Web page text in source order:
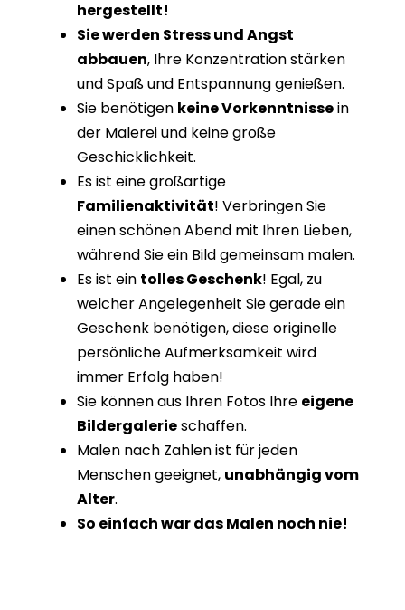
hergestellt!
Sie werden Stress und Angst
abbauen, Ihre Konzentration stärken
und Spaß und Entspannung genießen.
Sie benötigen keine Vorkenntnissein
der Malerei und keine große
Geschicklichkeit.
Es ist eine großartige
Familienaktivität! Verbringen Sie
einen schönen Abend mit Ihren Lieben,
während Sie ein Bild gemeinsam malen.
Es ist ein tolles Geschenk! Egal, zu
welcher Angelegenheit Sie gerade ein
Geschenk benötigen, diese originelle
persönliche Aufmerksamkeit wird
immer Erfolg haben!
Sie können aus Ihren Fotos Ihre eigene
Bildergalerieschaffen.
Malen nach Zahlen ist für jeden
Menschen geeignet, unabhängig vom
Alter.
So einfach war das Malen noch nie!